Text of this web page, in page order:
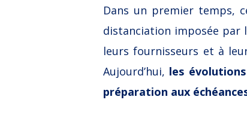
Dans un premier temps,
distanciation imposée par
leurs fournisseurs et à
Aujourd’hui, les
préparation aux